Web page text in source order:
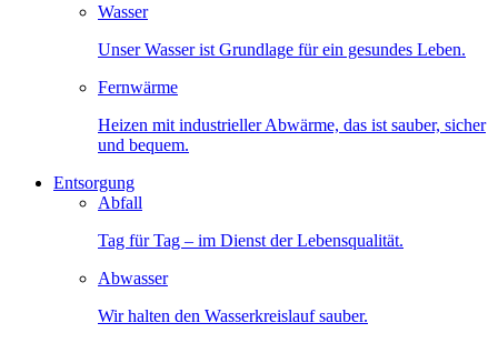
Wasser
Unser Wasser ist Grundlage für ein gesundes Leben.
Fernwärme
Heizen mit industrieller Abwärme, das ist sauber, sicher
und bequem.
Entsorgung
Abfall
Tag für Tag – im Dienst der Lebensqualität.
Abwasser
Wir halten den Wasserkreislauf sauber.